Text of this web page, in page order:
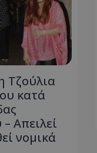
Τζούλια
κατά
Απειλεί
νομικά